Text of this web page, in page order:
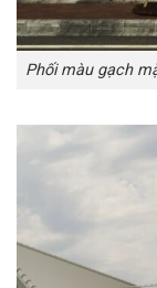
Phối màu gạch